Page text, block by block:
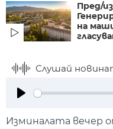
Пред/
на
Слушай
Изминалата вечер